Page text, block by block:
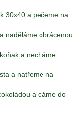
30x40 a pečeme na
naděláme obrácenou
a necháme
a natřeme na
a dáme do